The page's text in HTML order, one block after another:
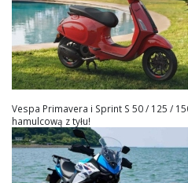
Vespa Primavera i Sprint S 50 / 125 /
hamulcową z tyłu!